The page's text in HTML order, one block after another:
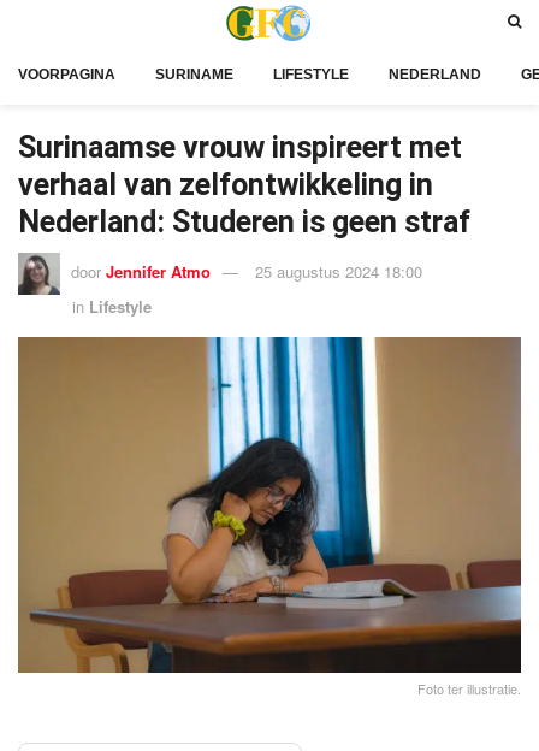
VOORPAGINA SURINAME LIFESTYLE NEDERLAND
Surinaamse vrouw inspireert met
verhaal van zelfontwikkeling in
Nederland: Studeren is geen straf
door Jennifer Atmo
25 augustus 2024 18:00
in Lifestyle
Foto ter illustratie.